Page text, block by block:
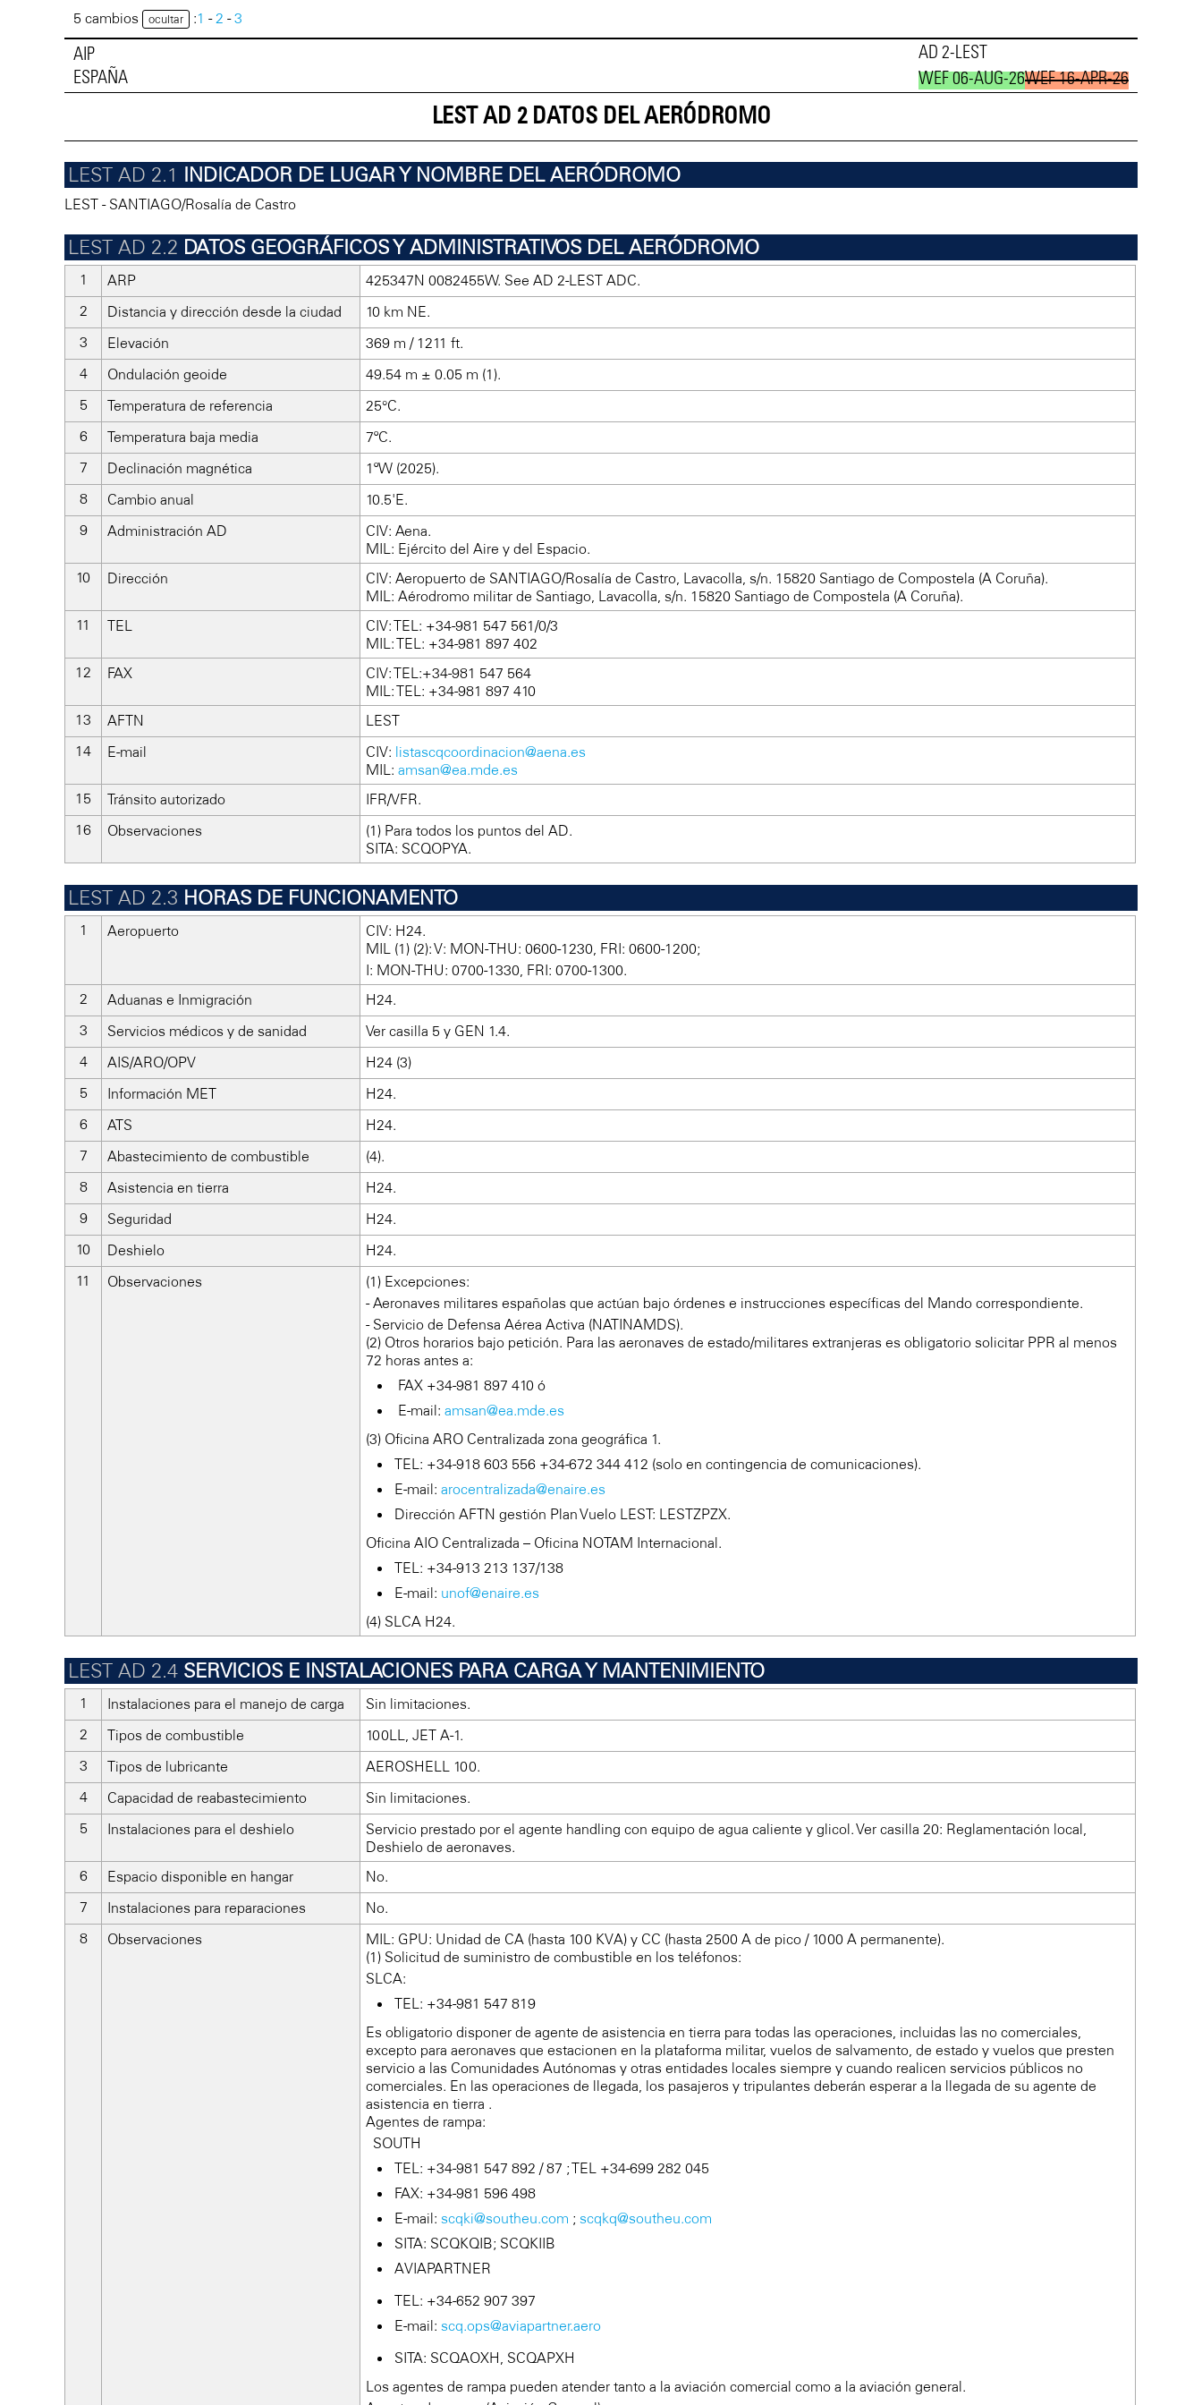
5 cambios ocultar :1 -2 -3
AIP
ESPAÑA
AD 2-LEST
WEF 06-AUG-26WEF 16-APR-26
LEST AD 2 DATOS DEL AERÓDROMO
INDICADOR DE LUGAR Y NOMBRE DEL AERÓDROMO
LEST - SANTIAGO/Rosalía de Castro
DATOS GEOGRÁFICOS Y ADMINISTRATIVOS DEL AERÓDROMO
ARP
425347N 0082455W. See AD 2-LEST ADC.
Distancia y dirección desde la ciudad
10 km NE.
Elevación
369 m / 1211 ft.
Ondulación geoide
49.54 m ± 0.05 m (1).
Temperatura de referencia
25°C.
Temperatura baja media
7ºC.
Declinación magnética
1ºW (2025).
Cambio anual
10.5'E.
Administración AD
CIV: Aena.
MIL: Ejército del Aire y del Espacio.
Dirección
CIV: Aeropuerto de SANTIAGO/Rosalía de Castro, Lavacolla, s/n. 15820 Santiago de Compostela (A Coruña).
MIL: Aérodromo militar de Santiago, Lavacolla, s/n. 15820 Santiago de Compostela (A Coruña).
TEL
CIV: TEL: +34-981 547 561/0/3
MIL: TEL: +34-981 897 402
FAX
CIV: TEL:+34-981 547 564
MIL: TEL: +34-981 897 410
AFTN
LEST
E-mail
CIV: listascqcoordinacion@aena.es
MIL: amsan@ea.mde.es
Tránsito autorizado
IFR/VFR.
Observaciones
(1) Para todos los puntos del AD.
SITA: SCQOPYA.
HORAS DE FUNCIONAMENTO
Aeropuerto
CIV: H24.
MIL (1) (2): V: MON-THU: 0600-1230, FRI: 0600-1200;
I: MON-THU: 0700-1330, FRI: 0700-1300.
Aduanas e Inmigración
H24.
Servicios médicos y de sanidad
Ver casilla 5 y GEN 1.4.
AIS/ARO/OPV
H24 (3)
Información MET
H24.
ATS
H24.
Abastecimiento de combustible
(4).
Asistencia en tierra
H24.
Seguridad
H24.
Deshielo
H24.
Observaciones
(1) Excepciones:
- Aeronaves militares españolas que actúan bajo órdenes e instrucciones específicas del Mando correspondiente.
- Servicio de Defensa Aérea Activa (NATINAMDS).
(2) Otros horarios bajo petición. Para las aeronaves de estado/militares extranjeras es obligatorio solicitar PPR al menos
72 horas antes a:
FAX +34-981 897 410 ó
E-mail: amsan@ea.mde.es
(3) Oficina ARO Centralizada zona geográfica 1.
TEL: +34-918 603 556 +34-672 344 412 (solo en contingencia de comunicaciones).
E-mail: arocentralizada@enaire.es
Dirección AFTN gestión Plan Vuelo LEST: LESTZPZX.
Oficina AIO Centralizada – Oficina NOTAM Internacional.
TEL: +34-913 213 137/138
E-mail: unof@enaire.es
(4) SLCA H24.
SERVICIOS E INSTALACIONES PARA CARGA Y MANTENIMIENTO
Instalaciones para el manejo de carga
Sin limitaciones.
Tipos de combustible
100LL, JET A-1.
Tipos de lubricante
AEROSHELL 100.
Capacidad de reabastecimiento
Sin limitaciones.
Instalaciones para el deshielo
Servicio prestado por el agente handling con equipo de agua caliente y glicol. Ver casilla 20: Reglamentación local,
Deshielo de aeronaves.
Espacio disponible en hangar
No.
Instalaciones para reparaciones
No.
Observaciones
MIL: GPU: Unidad de CA (hasta 100 KVA) y CC (hasta 2500 A de pico / 1000 A permanente).
(1) Solicitud de suministro de combustible en los teléfonos:
SLCA:
TEL: +34-981 547 819
Es obligatorio disponer de agente de asistencia en tierra para todas las operaciones, incluidas las no comerciales,
excepto para aeronaves que estacionen en la plataforma militar, vuelos de salvamento, de estado y vuelos que presten
servicio a las Comunidades Autónomas y otras entidades locales siempre y cuando realicen servicios públicos no
comerciales. En las operaciones de llegada, los pasajeros y tripulantes deberán esperar a la llegada de su agente de
asistencia en tierra .
Agentes de rampa:
SOUTH
TEL: +34-981 547 892 / 87 ; TEL +34-699 282 045
FAX: +34-981 596 498
E-mail: scqki@southeu.com ; scqkq@southeu.com
SITA: SCQKQIB; SCQKIIB
AVIAPARTNER
TEL: +34-652 907 397
E-mail: scq.ops@aviapartner.aero
SITA: SCQAOXH, SCQAPXH
Los agentes de rampa pueden atender tanto a la aviación comercial como a la aviación general.